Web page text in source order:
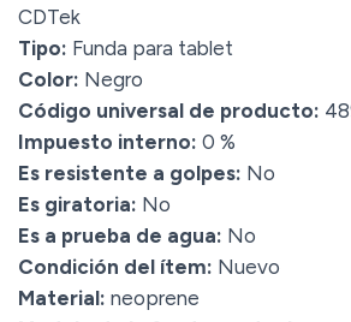
CDTek
Tipo: Funda para tablet
Color: Negro
Código universal de producto:
Impuesto interno: 0 %
Es resistente a golpes: No
Es giratoria: No
Es a prueba de agua: No
Condición del ítem: Nuevo
Material: neoprene